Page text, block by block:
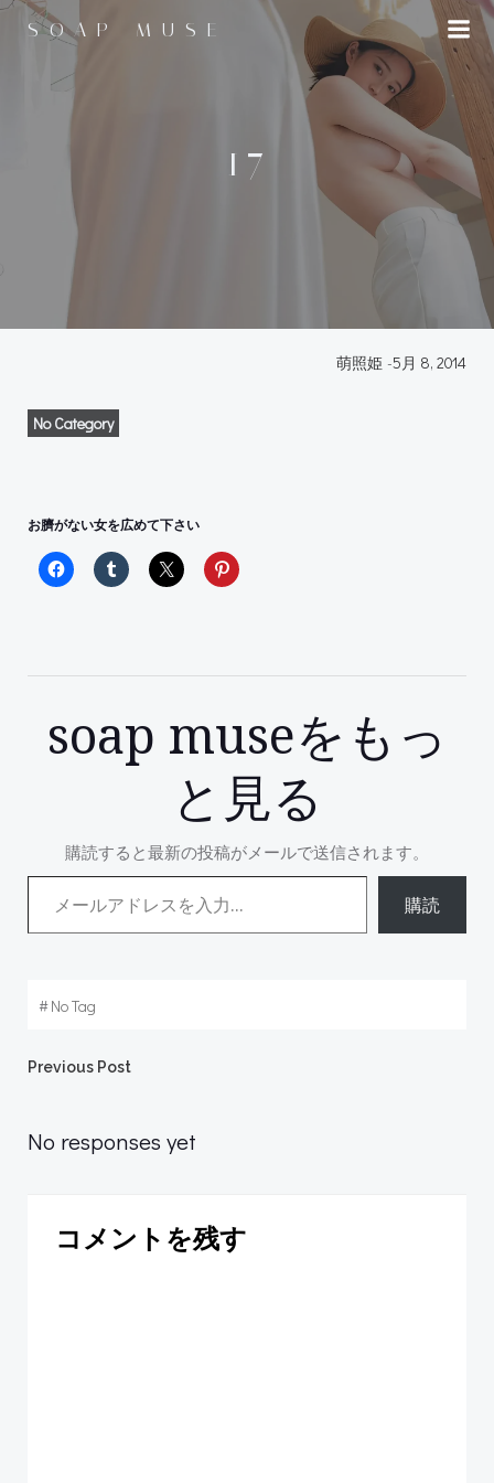
コ
ス
SOAP MUSE
17
萌照姫 -5月 8, 2014
No Category
お臍がない女を広めて下さい
soap museをもっ
と見る
購読すると最新の投稿がメールで送信されます。
メールアドレスを入力...
購読
#No Tag
Post
navigation
Previous Post
No responses yet
コメントを残す